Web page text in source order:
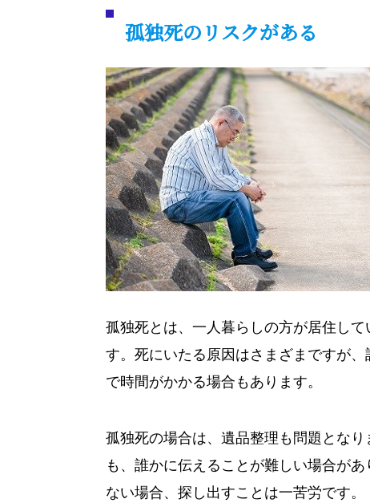
孤独死のリスクがある
孤独死とは、一人暮らしの方が居住し
す。死にいたる原因はさまざまですが
で時間がかかる場合もあります。
孤独死の場合は、遺品整理も問題とな
も、誰かに伝えることが難しい場合が
ない場合、探し出すことは一苦労です。